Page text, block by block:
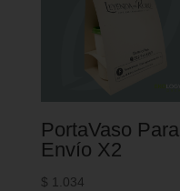
PortaVaso Para
Envío X2
$ 1.034